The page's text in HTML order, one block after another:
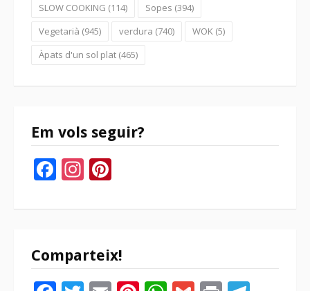
SLOW COOKING (114) Sopes (394)
Vegetarià (945) verdura (740) WOK (5)
Àpats d'un sol plat (465)
Em vols seguir?
Facebook
Instagram
Comparteix!